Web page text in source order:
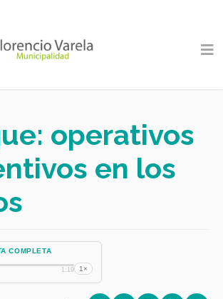
operativos
en los
COMPLETA
1:19 1×